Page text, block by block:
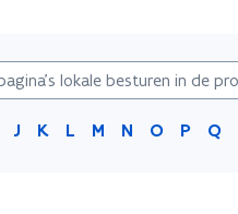
J K L M N O P Q